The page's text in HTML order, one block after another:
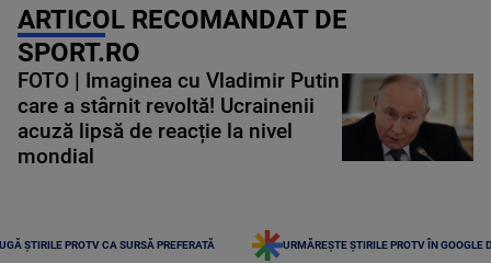
ARTICOL RECOMANDAT DE
SPORT.RO
FOTO | Imaginea cu Vladimir Putin
care a stârnit revoltă! Ucrainenii
acuză lipsă de reacție la nivel
mondial
ȘTIRILE PROTV CA SURSĂ PREFERATĂ URMĂREȘTE ȘTIRILE PROTV ÎN GOOGLE